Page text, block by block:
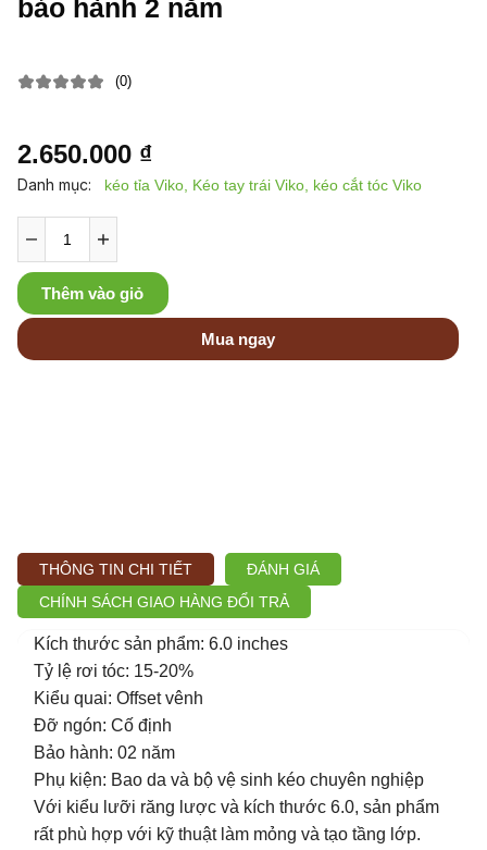
bảo hành 2 năm
(0)
2.650.000 ₫
Thêm vào giỏ
Mua ngay
Danh mục: kéo tỉa Viko, Kéo tay trái Viko, kéo cắt tóc Viko
THÔNG TIN CHI TIẾT
ĐÁNH GIÁ
CHÍNH SÁCH GIAO HÀNG ĐỔI TRẢ
Kích thước sản phẩm: 6.0 inches
Tỷ lệ rơi tóc: 15-20%
Kiểu quai: Offset vênh
Đỡ ngón: Cố định
Bảo hành: 02 năm
Phụ kiện: Bao da và bộ vệ sinh kéo chuyên nghiệp
Với kiểu lưỡi răng lược và kích thước 6.0, sản phẩm
rất phù hợp với kỹ thuật làm mỏng và tạo tầng lớp.